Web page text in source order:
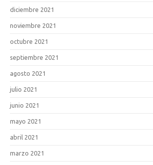
diciembre 2021
noviembre 2021
octubre 2021
septiembre 2021
agosto 2021
julio 2021
junio 2021
mayo 2021
abril 2021
marzo 2021